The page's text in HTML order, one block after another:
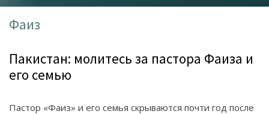
Фаиз
Пакистан: молитесь за пастора Фаиза и
его семью
Пастор «Фаиз» и его семья скрываются почти год после